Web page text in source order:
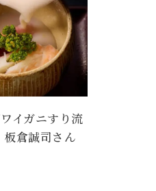
イガニすり流
倉誠司さん